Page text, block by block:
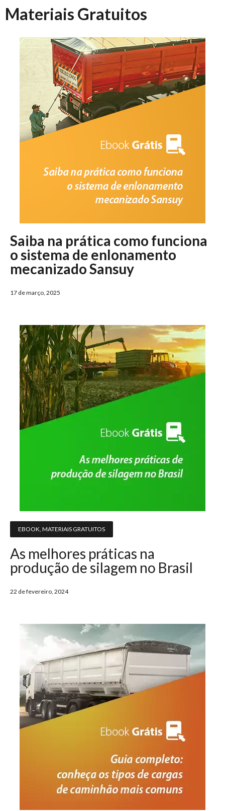
Materiais Gratuitos
Saiba na prática como funciona
o sistema de enlonamento
mecanizado Sansuy
17 de março, 2025
EBOOK, MATERIAIS GRATUITOS
As melhores práticas na
produção de silagem no Brasil
22 de fevereiro, 2024